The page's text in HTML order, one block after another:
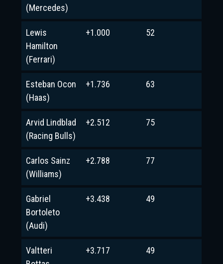
(Mercedes)
Lewis
Hamilton
(Ferrari)
+1.000 52
Esteban Ocon
(Haas)
+1.736 63
Arvid Lindblad
(Racing Bulls)
+2.512 75
Carlos Sainz
(Williams)
+2.788 77
Gabriel
Bortoleto
(Audi)
+3.438 49
Valtteri
+3.717 49